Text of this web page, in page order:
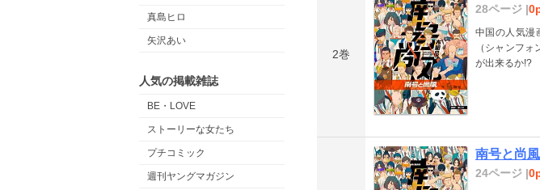
真島ヒロ
矢沢あい
人気の掲載雑誌
BE・LOVE
ストーリーな女たち
プチコミック
週刊ヤングマガジン
2巻
28ページ |
中国の人気漫
（シャンフ
が出来るか!?
南号と尚
24ページ |